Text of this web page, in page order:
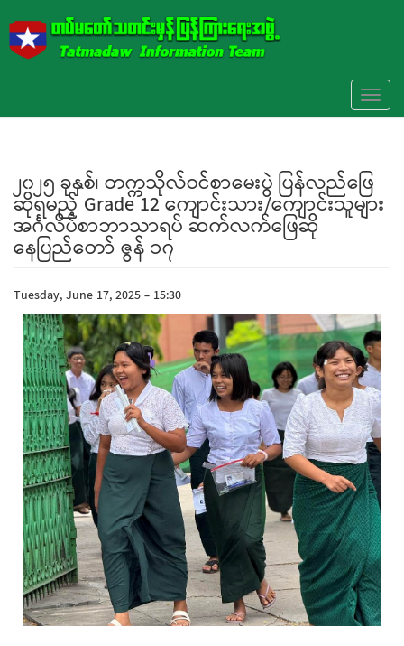
၂၀၂၅ ခုနှစ်၊ တက္ကသိုလ်ဝင်စာမေးပွဲ ပြန်လည်ဖြေ
ဆိုရမည့် Grade 12 ကျောင်းသား/ကျောင်းသူများ
အင်္ဂလိပ်စာဘာသာရပ် ဆက်လက်ဖြေဆို
နေပြည်တော် ဇွန် ၁၇
Tuesday, June 17, 2025 - 15:30